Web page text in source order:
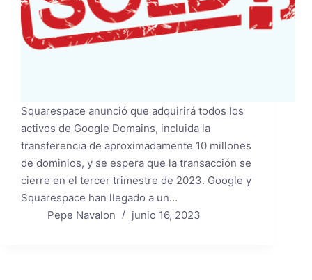
Squarespace anunció que adquirirá todos los
activos de Google Domains, incluida la
transferencia de aproximadamente 10 millones
de dominios, y se espera que la transacción se
cierre en el tercer trimestre de 2023. Google y
Squarespace han llegado a un…
Pepe Navalon
junio 16, 2023